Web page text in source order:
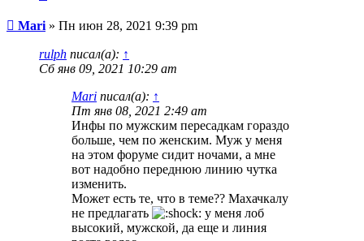
Сообщение
Mari » Пн июн 28, 2021 9:39 pm
rulph писал(а): ↑
Сб янв 09, 2021 10:29 am
Mari писал(а): ↑
Пт янв 08, 2021 2:49 am
Инфы по мужским пересадкам гораздо
больше, чем по женским. Муж у меня
на этом форуме сидит ночами, а мне
вот надобно переднюю линию чутка
изменить.
Может есть те, что в теме?? Махачкалу
не предлагать
у меня лоб
высокий, мужской, да еще и линия